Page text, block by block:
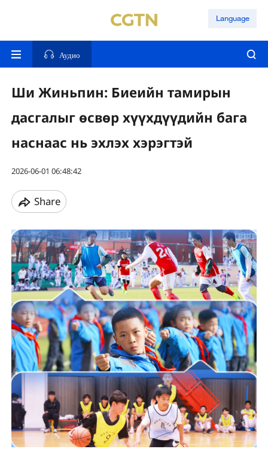
Language
Аудио
Ши Жиньпин: Биеийн тамирын
дасгалыг өсвөр хүүхдүүдийн бага
наснаас нь эхлэх хэрэгтэй
2026-06-01 06:48:42
Share